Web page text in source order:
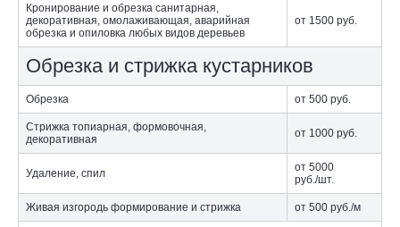
Кронирование и обрезка санитарная,
декоративная, омолаживающая, аварийная
обрезка и опиловка любых видов деревьев
от 1500 руб.
Обрезка и стрижка кустарников
Обрезка от 500 руб.
Стрижка топиарная, формовочная,
декоративная
от 1000 руб.
Удаление, спил
от 5000
руб./шт.
Живая изгородь формирование и стрижка от 500 руб./м